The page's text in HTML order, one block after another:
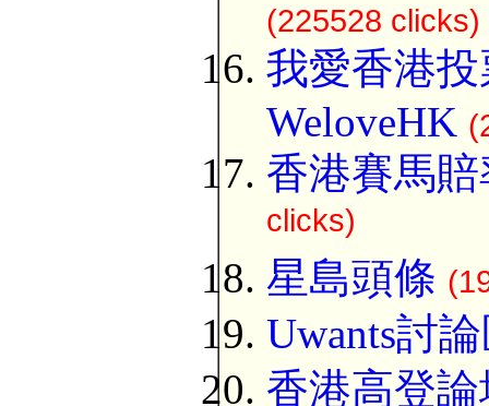
(225528 clicks)
我愛香港
WeloveHK
香港賽馬
clicks)
星島頭條
Uwants討
香港高登論